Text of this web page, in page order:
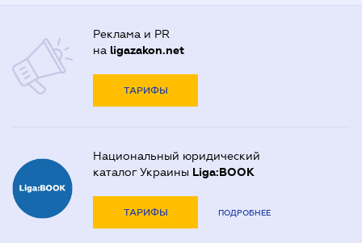
Реклама и PR
на ligazakon.net
ТАРИФЫ
Национальный юридический
каталог Украины Liga:BOOK
ТАРИФЫ ПОДРОБНЕЕ